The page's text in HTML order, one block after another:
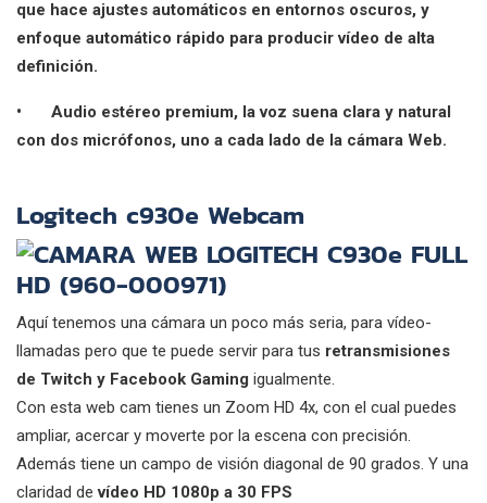
que hace ajustes automáticos en entornos oscuros, y
enfoque automático rápido para producir vídeo de alta
definición.
•
Audio estéreo premium, la voz suena clara y natural
con dos micrófonos, uno a cada lado de la cámara Web.
Logitech c930e Webcam
Aquí tenemos una cámara un poco más seria, para vídeo-
llamadas pero que te puede servir para tus retransmisiones
de Twitch y Facebook Gaming igualmente.
Con esta web cam tienes un Zoom HD 4x, con el cual puedes
ampliar, acercar y moverte por la escena con precisión.
Además tiene un campo de visión diagonal de 90 grados. Y una
claridad de vídeo HD 1080p a 30 FPS